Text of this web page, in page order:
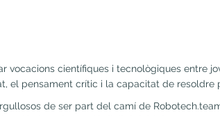
científiques i tecnològiques entre
el pensament crític i la capacitat de
de ser part del camí de